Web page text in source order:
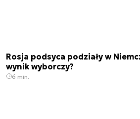
Rosja podsyca podziały w
wynik wyborczy?
6 min.